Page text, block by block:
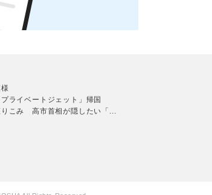
ライベートジェット」帰国
りこみ 高市首相が隠したい「...